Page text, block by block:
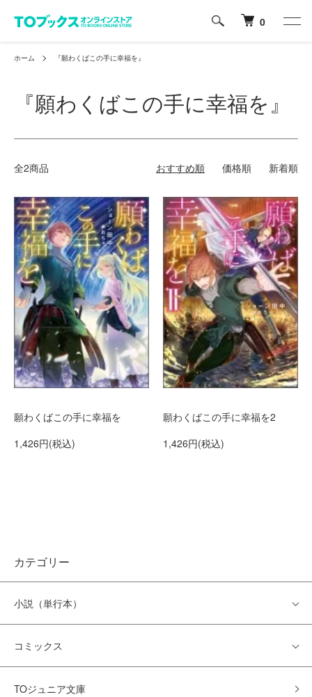
0
ホーム 『願わくばこの手に幸福を』
『願わくばこの手に幸福を』
全2商品 おすすめ順 価格順 新着順
願わくばこの手に幸福を
1,426円(税込)
願わくばこの手に幸福を2
1,426円(税込)
カテゴリー
小説（単行本）
コミックス
TOジュニア文庫